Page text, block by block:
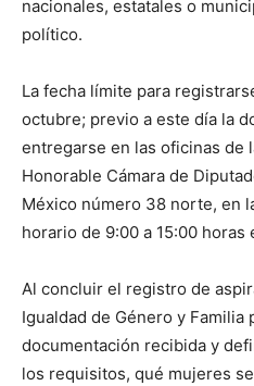
nacionales, estatales o
político.
La fecha límite para
octubre; previo a este día la
entregarse en las oficinas de
Honorable Cámara de
México número 38 norte, en
horario de 9:00 a 15:00 horas
Al concluir el registro de
Igualdad de Género y Familia
documentación recibida y
los requisitos, qué mujeres